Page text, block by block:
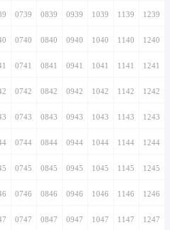
0739 0839 0939 1039 1139 1239
0740 0840 0940 1040 1140 1240
0741 0841 0941 1041 1141 1241
0742 0842 0942 1042 1142 1242
0743 0843 0943 1043 1143 1243
0744 0844 0944 1044 1144 1244
0745 0845 0945 1045 1145 1245
0746 0846 0946 1046 1146 1246
0747 0847 0947 1047 1147 1247